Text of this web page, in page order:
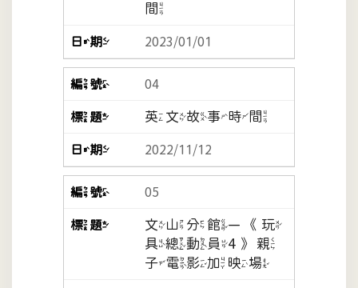
間
2023/01/01
04
英文故事時間
2022/11/12
05
文山分館—《玩
具總動員4》親
子電影加映場